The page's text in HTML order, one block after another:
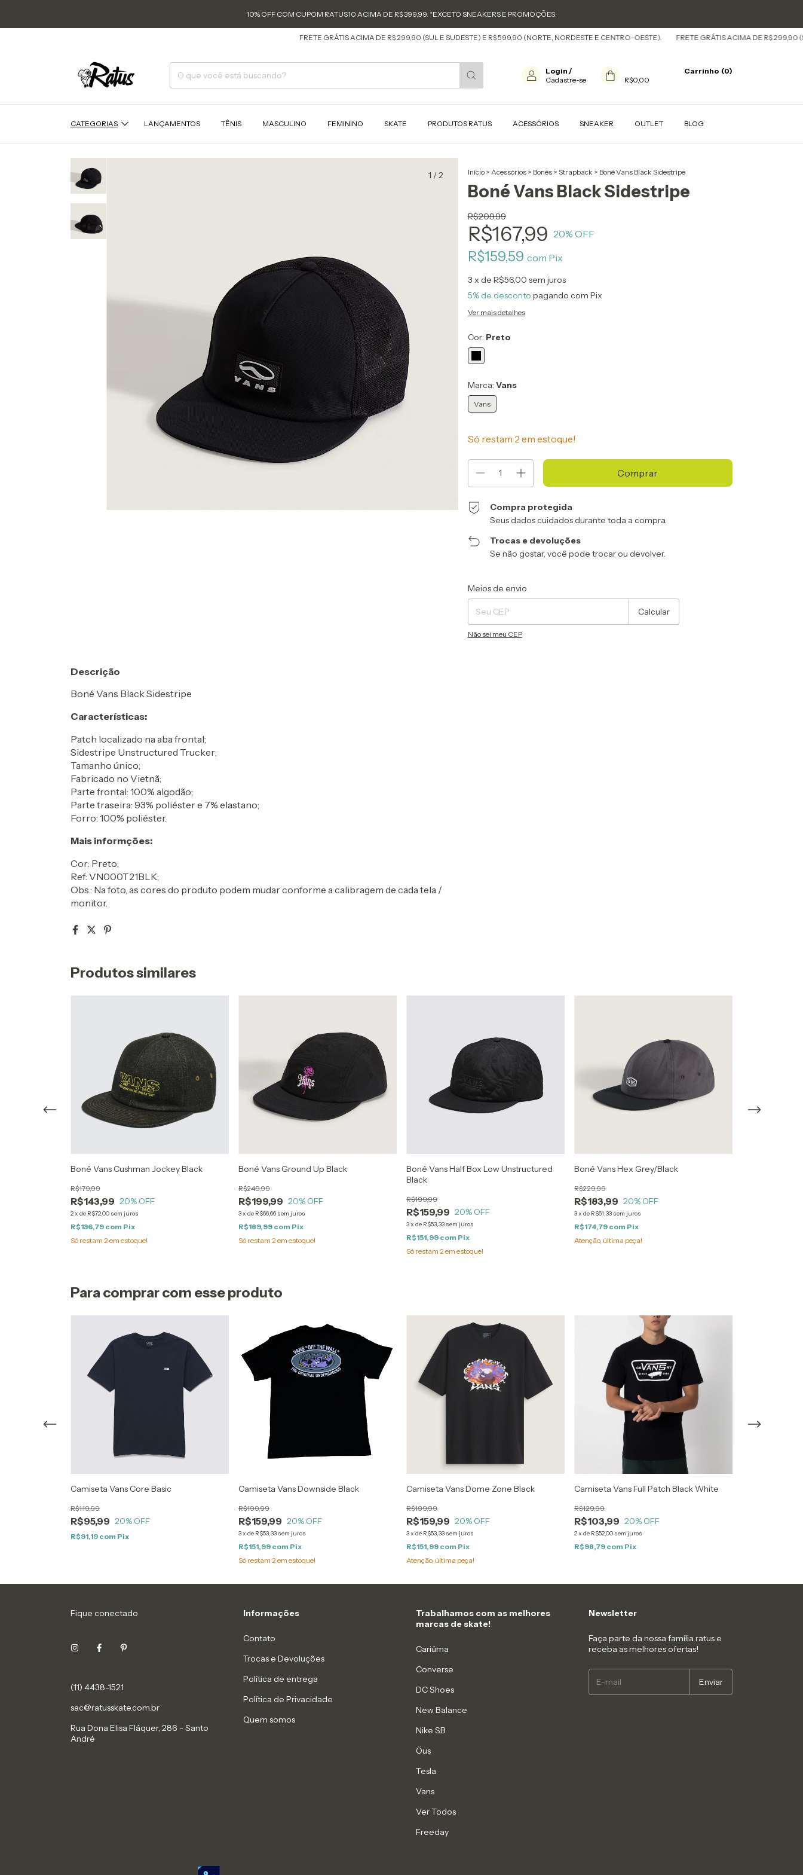
10% OFF COM CUPOM RATUS10 ACIMA DE R$ 399,99. *EXCETO SNEAKERS E PROMOÇÕES.
FRETE GRÁTIS ACIMA DE R$ 299,90 (SUL E SUDESTE) E R$ 599,90 (NORTE, NORDESTE E CENTRO-OESTE). FRETE GRÁTIS ACIMA DE R$ 299,90 (SUL
Login /
Cadastre-se
Carrinho (0)
R$0,00
CATEGORIAS LANÇAMENTOS TÊNIS MASCULINO FEMININO SKATE PRODUTOS RATUS ACESSÓRIOS SNEAKER OUTLET BLOG
1 /2 Início > Acessórios > Bonés > Strapback > Boné Vans Black Sidestripe
Boné Vans Black Sidestripe
R$209,99
R$167,99 20% OFF
R$159,59 com Pix
3 x de R$56,00 sem juros
5% de desconto pagando com Pix
Ver mais detalhes
Cor: Preto
Marca: Vans
Vans
Só restam 2 em estoque!
Compra protegida
Seus dados cuidados durante toda a compra.
Trocas e devoluções
Se não gostar, você pode trocar ou devolver.
Entregas para o CEP:
Meios de envio
Calcular
Não sei meu CEP
Descrição
Boné Vans Black Sidestripe
Características:
Patch localizado na aba frontal;
Sidestripe Unstructured Trucker;
Tamanho único;
Fabricado no Vietnã;
Parte frontal: 100% algodão;
Parte traseira: 93% poliéster e 7% elastano;
Forro: 100% poliéster.
Mais informções:
Cor: Preto;
Ref: VN000T21BLK;
Obs.: Na foto, as cores do produto podem mudar conforme a calibragem de cada tela /
monitor.
Produtos similares
Boné Vans Cushman Jockey Black
R$143,99
R$179,99
20% OFF
2x de R$72,00 sem juros
R$136,79 com Pix
Só restam 2 em estoque!
Boné Vans Ground Up Black
R$199,99
R$249,99
20% OFF
3x de R$66,66 sem juros
R$189,99 com Pix
Só restam 2 em estoque!
Boné Vans Half Box Low Unstructured
Black
R$159,99
R$199,99
20% OFF
3x de R$53,33 sem juros
R$151,99 com Pix
Só restam 2 em estoque!
Boné Vans Hex Grey/Black
R$183,99
R$229,99
20% OFF
3x de R$61,33 sem juros
R$174,79 com Pix
Atenção, última peça!
Para comprar com esse produto
Camiseta Vans Core Basic
R$95,99
R$119,99
20% OFF
R$91,19 com Pix
Camiseta Vans Downside Black
R$159,99
R$199,99
20% OFF
3x de R$53,33 sem juros
R$151,99 com Pix
Só restam 2 em estoque!
Camiseta Vans Dome Zone Black
R$159,99
R$199,99
20% OFF
3x de R$53,33 sem juros
R$151,99 com Pix
Atenção, última peça!
Camiseta Vans Full Patch Black White
R$103,99
R$129,99
20% OFF
2x de R$52,00 sem juros
R$98,79 com Pix
Fique conectado
(11) 4438-1521
sac@ratusskate.com.br
Rua Dona Elisa Fláquer, 286 - Santo
André
Informações
Contato
Trocas e Devoluções
Política de entrega
Política de Privacidade
Quem somos
Trabalhamos com as melhores
marcas de skate!
Cariúma
Converse
DC Shoes
New Balance
Nike SB
Öus
Tesla
Vans
Ver Todos
Freeday
Newsletter
Faça parte da nossa família ratus e
receba as melhores ofertas!